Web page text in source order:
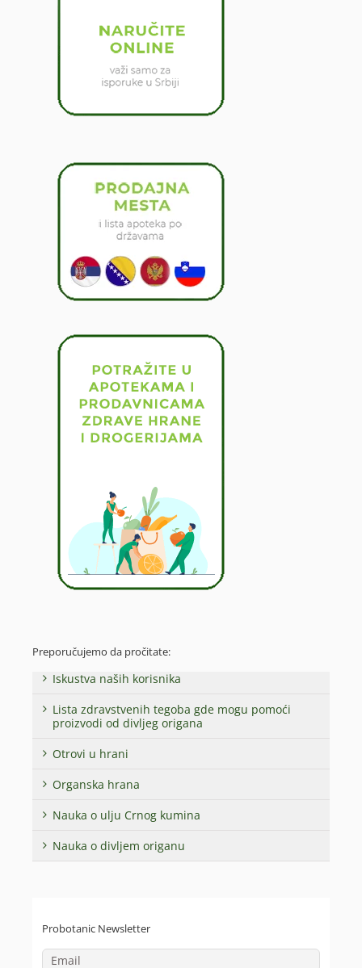
Preporučujemo da pročitate:
Iskustva naših korisnika
Lista zdravstvenih tegoba gde mogu pomoći
proizvodi od divljeg origana
Otrovi u hrani
Organska hrana
Nauka o ulju Crnog kumina
Nauka o divljem origanu
Probotanic Newsletter